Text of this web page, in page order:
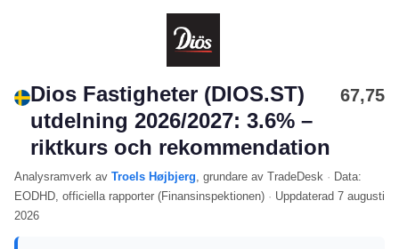
Dios Fastigheter (DIOS.ST)
utdelning 2026/2027: 3.6% –
riktkurs och rekommendation
67,75
Analysramverk av Troels Højbjerg, grundare av TradeDesk · Data:
EODHD, officiella rapporter (Finansinspektionen) · Uppdaterad 7 augusti
2026